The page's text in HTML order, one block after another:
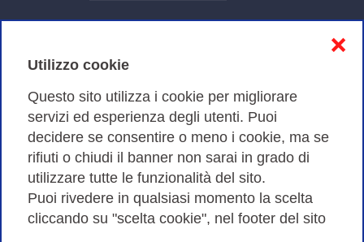
Utilizzo cookie
Questo sito utilizza i cookie per migliorare
servizi ed esperienza degli utenti. Puoi
decidere se consentire o meno i cookie, ma se
rifiuti o chiudi il banner non sarai in grado di
utilizzare tutte le funzionalità del sito.
Puoi rivedere in qualsiasi momento la scelta
cliccando su "scelta cookie", nel footer del sito
❌
Cookies Policy
Amministrazione trasparente
Bandi di Gara
Consortium GARR - Via dei Tizii, 6 - 00185 Roma | Tel.